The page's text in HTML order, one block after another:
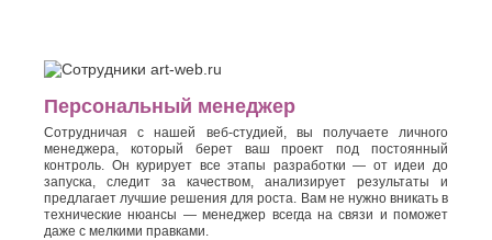
Персональный менеджер
Сотрудничая с нашей веб-студией, вы получаете личного
менеджера, который берет ваш проект под постоянный
контроль. Он курирует все этапы разработки — от идеи до
запуска, следит за качеством, анализирует результаты и
предлагает лучшие решения для роста. Вам не нужно вникать в
технические нюансы — менеджер всегда на связи и поможет
даже с мелкими правками.